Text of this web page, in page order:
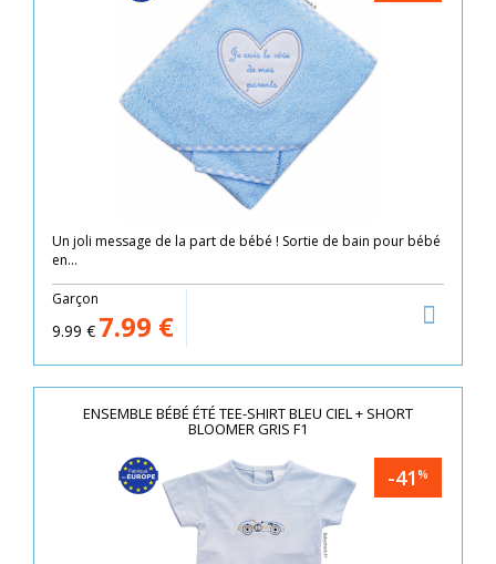
Un joli message de la part de bébé ! Sortie de bain pour bébé
en...
Garçon
9.99 € 7.99 €
ENSEMBLE BÉBÉ ÉTÉ TEE-SHIRT BLEU CIEL + SHORT
BLOOMER GRIS F1
-41%